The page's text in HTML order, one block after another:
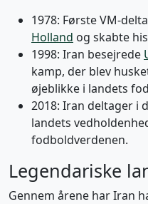
1978: Første VM-
Holland og skabte
1998: Iran besejrede
kamp, der blev
øjeblikke i landets
2018: Iran deltager i
landets
fodboldverdenen.
Legendariske
Gennem årene har Iran